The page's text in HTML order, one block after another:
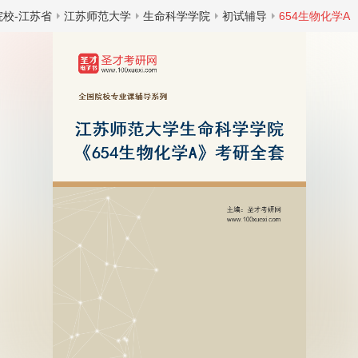
校-江苏省 江苏师范大学 生命科学学院 初试辅导 654生物化学A